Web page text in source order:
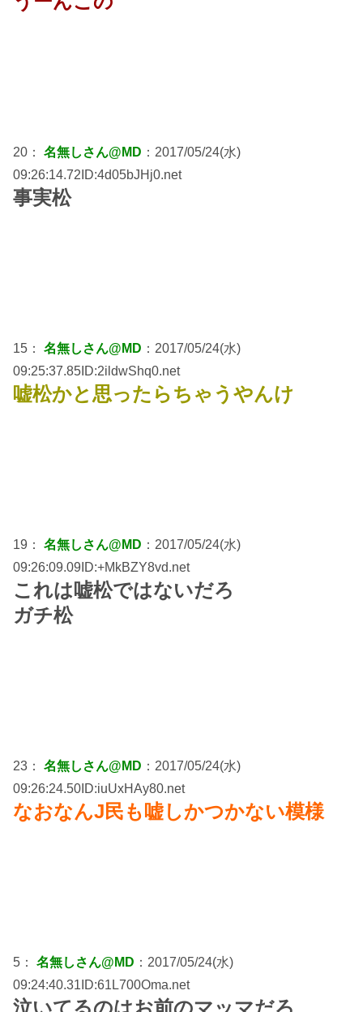
20： 名無しさん@MD ：2017/05/24(水)
09:26:14.72ID:4d05bJHj0.net
事実松
15： 名無しさん@MD ：2017/05/24(水)
09:25:37.85ID:2ildwShq0.net
嘘松かと思ったらちゃうやんけ
19： 名無しさん@MD ：2017/05/24(水)
09:26:09.09ID:+MkBZY8vd.net
これは嘘松ではないだろ
ガチ松
23： 名無しさん@MD ：2017/05/24(水)
09:26:24.50ID:iuUxHAy80.net
なおなんJ民も嘘しかつかない模様
5： 名無しさん@MD ：2017/05/24(水)
09:24:40.31ID:61L700Oma.net
泣いてるのはお前のマッマだろ